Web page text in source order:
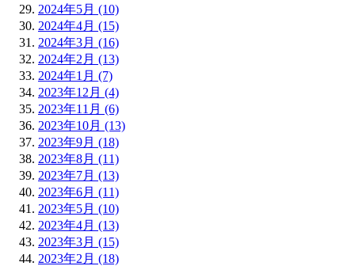
2024年5月 (10)
2024年4月 (15)
2024年3月 (16)
2024年2月 (13)
2024年1月 (7)
2023年12月 (4)
2023年11月 (6)
2023年10月 (13)
2023年9月 (18)
2023年8月 (11)
2023年7月 (13)
2023年6月 (11)
2023年5月 (10)
2023年4月 (13)
2023年3月 (15)
2023年2月 (18)